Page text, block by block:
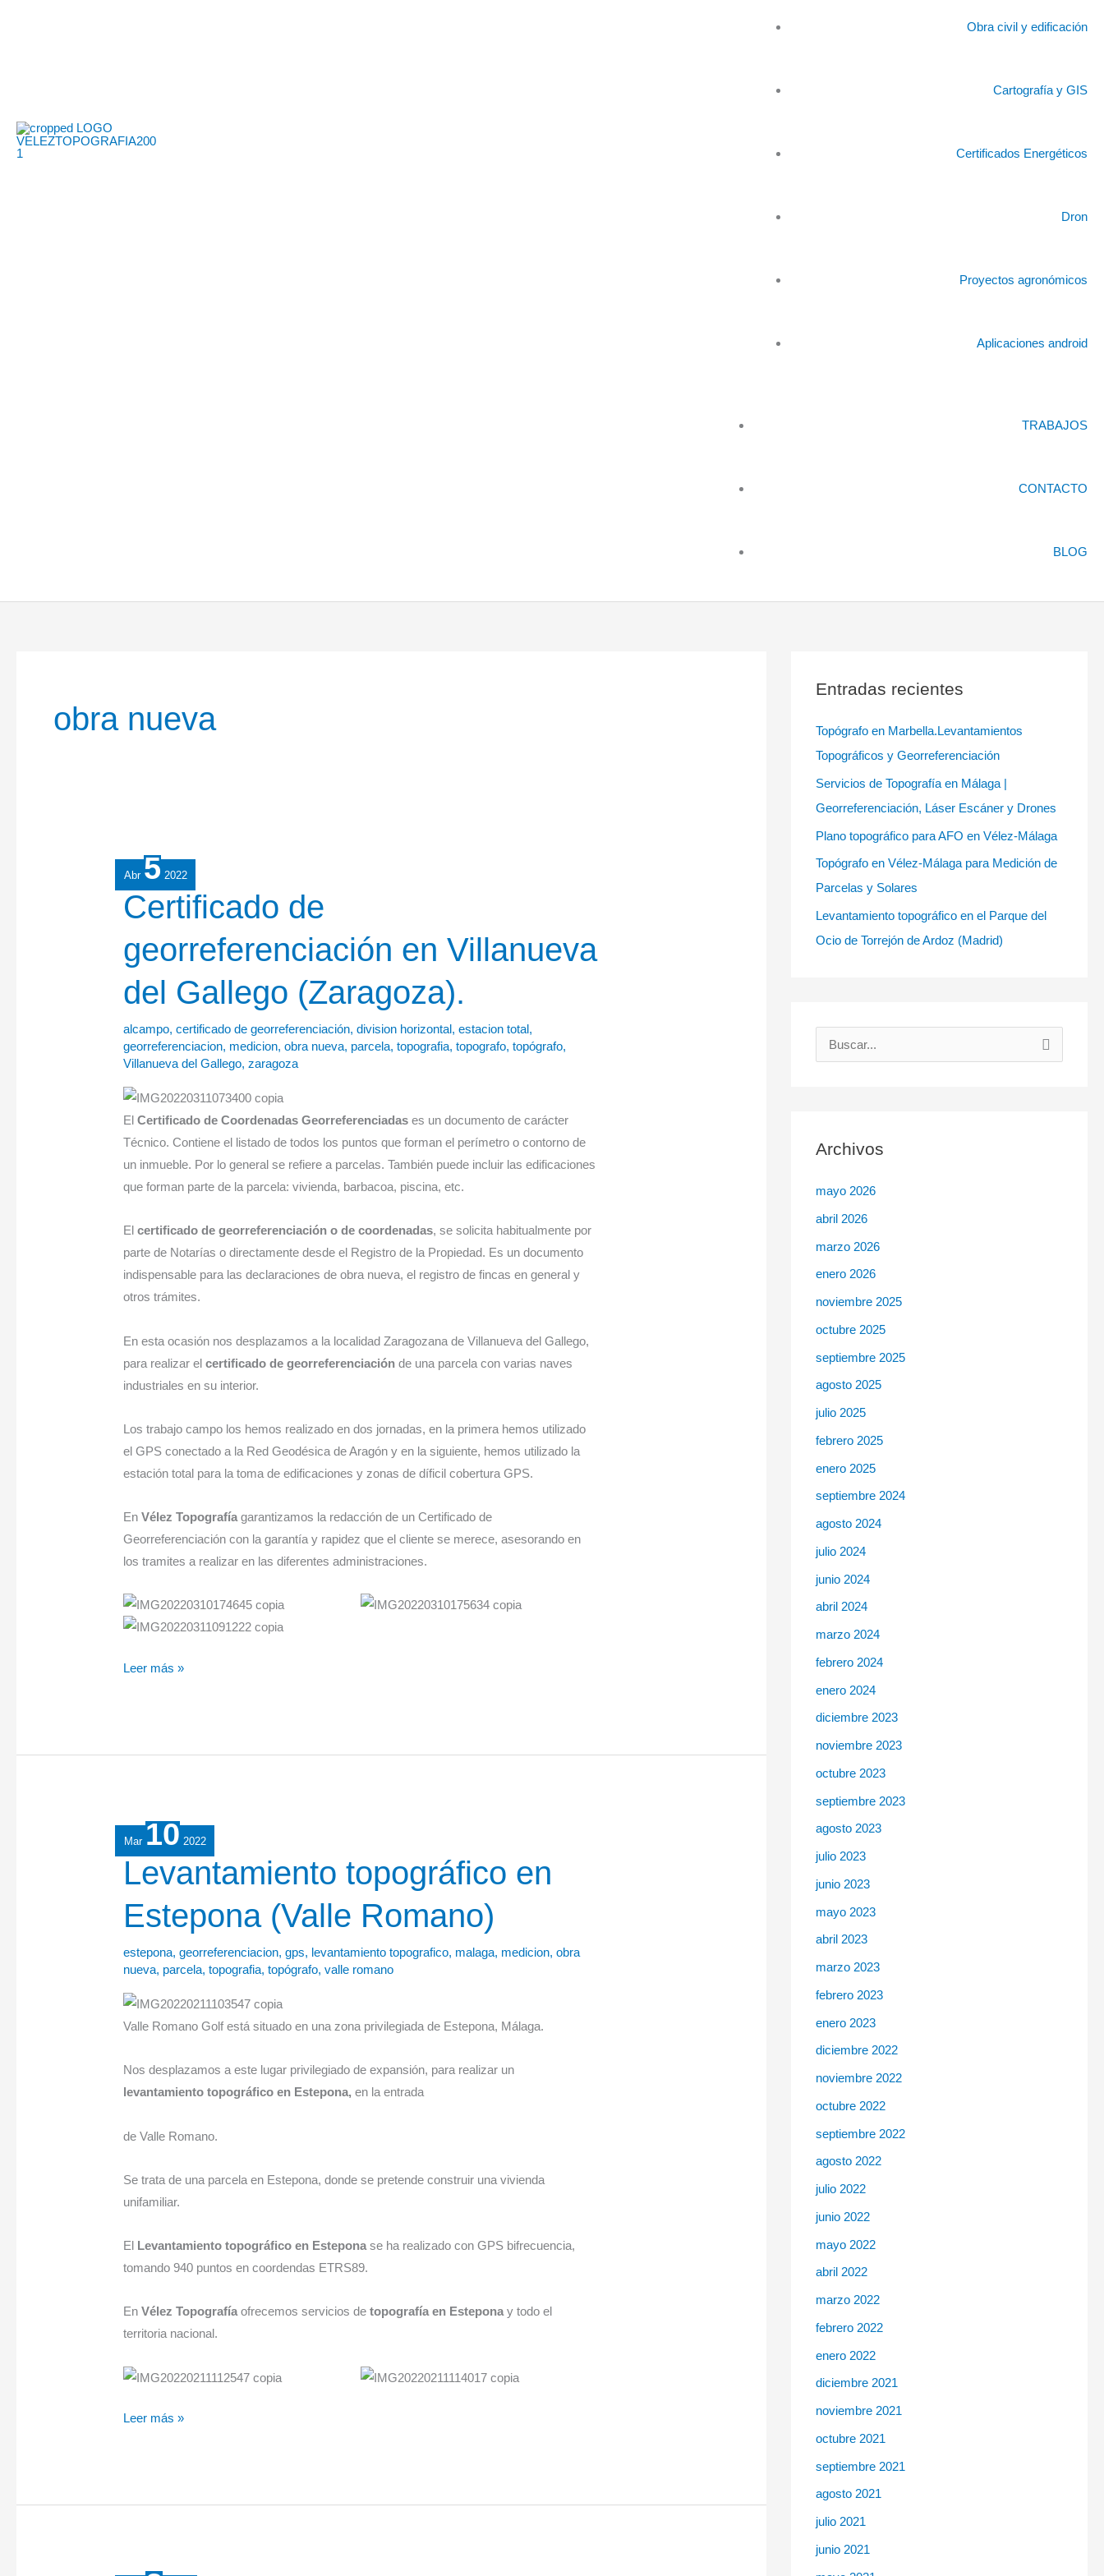
Obra civil y edificación
Cartografía y GIS
Certificados Energéticos
Dron
Proyectos agronómicos
Aplicaciones android
TRABAJOS
CONTACTO
BLOG
obra nueva
Abr 5 2022
Certificado de
georreferenciación en Villanueva
del Gallego (Zaragoza).
alcampo,certificado de georreferenciación,division horizontal,estacion total,
georreferenciacion, medicion,obra nueva, parcela,topografia,topografo,topógrafo,
Villanueva del Gallego,zaragoza
ElCertificado de Coordenadas Georreferenciadas es un documento de carácter
Técnico. Contiene el listado de todos los puntos que forman el perímetro o contorno de
un inmueble. Por lo general se refiere a parcelas. También puede incluir las edificaciones
que forman parte de la parcela: vivienda, barbacoa, piscina, etc.
Elcertificado de georreferenciación o de coordenadas, se solicita habitualmente por
parte de Notarías o directamente desde el Registro de la Propiedad. Es un documento
indispensable para las declaraciones de obra nueva, el registro de fincas en general y
otros trámites.
En esta ocasión nos desplazamos a la localidad Zaragozana de Villanueva del Gallego,
para realizar el certificado de georreferenciación de una parcela con varias naves
industriales en su interior.
Los trabajo campo los hemos realizado en dos jornadas, en la primera hemos utilizado
el GPS conectado a la Red Geodésica de Aragón y en la siguiente, hemos utilizado la
estación total para la toma de edificaciones y zonas de díficil cobertura GPS.
EnVélez Topografía garantizamos la redacción de un Certificado de
Georreferenciación con la garantía y rapidez que el cliente se merece, asesorando en
los tramites a realizar en las diferentes administraciones.
Certificado
de
georreferenciación
en
Villanueva
del
Gallego
(Zaragoza).
Leer más »
Mar 10 2022
Levantamiento topográfico en
Estepona (Valle Romano)
estepona,georreferenciacion,gps, levantamiento topografico, malaga, medicion,obra
nueva, parcela,topografia,topógrafo,valle romano
Valle Romano Golf está situado en una zona privilegiada de Estepona, Málaga.
Nos desplazamos a este lugar privilegiado de expansión, para realizar un
levantamiento topográfico en Estepona, en la entrada
de Valle Romano.
Se trata de una parcela en Estepona, donde se pretende construir una vivienda
unifamiliar.
El Levantamiento topográfico en Estepona se ha realizado con GPS bifrecuencia,
tomando 940 puntos en coordendas ETRS89.
EnVélez Topografíaofrecemos servicios detopografía en Estepona y todo el
territoria nacional.
Levantamiento
topográfico
en
Estepona
(Valle
Romano)
Leer más »
Entradas recientes
Topógrafo en Marbella.Levantamientos
Topográficos y Georreferenciación
Servicios de Topografía en Málaga |
Georreferenciación, Láser Escáner y Drones
Plano topográfico para AFO en Vélez-Málaga
Topógrafo en Vélez-Málaga para Medición de
Parcelas y Solares
Levantamiento topográfico en el Parque del
Ocio de Torrejón de Ardoz (Madrid)
a
p
o
r
:
Archivos
mayo 2026
abril 2026
marzo 2026
enero 2026
noviembre 2025
octubre 2025
septiembre 2025
agosto 2025
julio 2025
febrero 2025
enero 2025
septiembre 2024
agosto 2024
julio 2024
junio 2024
abril 2024
marzo 2024
febrero 2024
enero 2024
diciembre 2023
noviembre 2023
octubre 2023
septiembre 2023
agosto 2023
julio 2023
junio 2023
mayo 2023
abril 2023
marzo 2023
febrero 2023
enero 2023
diciembre 2022
noviembre 2022
octubre 2022
septiembre 2022
agosto 2022
julio 2022
junio 2022
mayo 2022
abril 2022
marzo 2022
febrero 2022
enero 2022
diciembre 2021
noviembre 2021
octubre 2021
septiembre 2021
agosto 2021
julio 2021
junio 2021